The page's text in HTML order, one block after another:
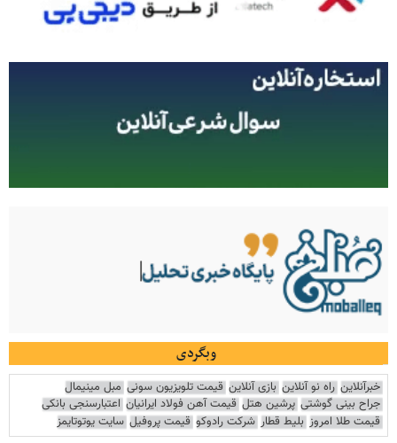
وبگردی
خبرآنلاین راه نو آنلاین بازی آنلاین قیمت تلویزیون سونی مبل مینیمال
جراح بینی گوشتی پرشین هتل قیمت آهن فولاد ایرانیان اعتبارسنجی بانکی
قیمت طلا امروز بلیط قطار شرکت رادوکو قیمت پروفیل سایت یوتوتایمز